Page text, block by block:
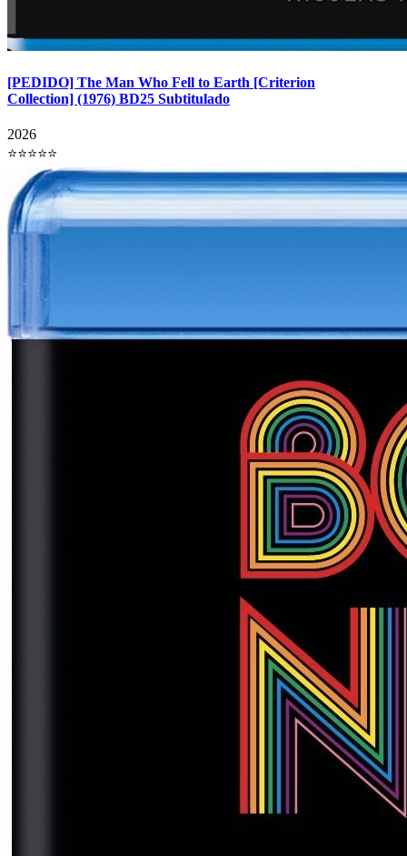
[PEDIDO] The Man Who Fell to Earth [Criterion
Collection] (1976) BD25 Subtitulado
2026
⭐⭐⭐⭐⭐